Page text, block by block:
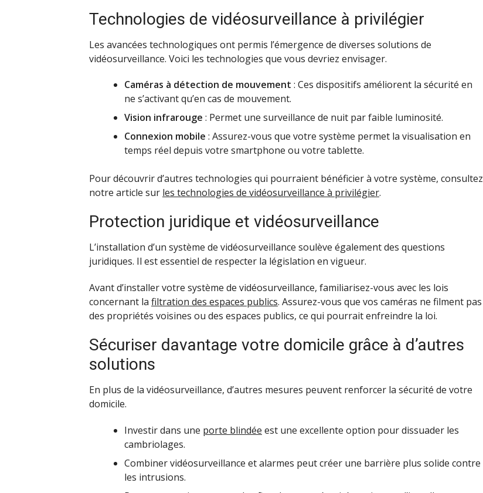
Technologies de vidéosurveillance à privilégier
Les avancées technologiques ont permis l’émergence de diverses solutions de
vidéosurveillance. Voici les technologies que vous devriez envisager.
Caméras à détection de mouvement : Ces dispositifs améliorent la sécurité en
ne s’activant qu’en cas de mouvement.
Vision infrarouge : Permet une surveillance de nuit par faible luminosité.
Connexion mobile : Assurez-vous que votre système permet la visualisation en
temps réel depuis votre smartphone ou votre tablette.
Pour découvrir d’autres technologies qui pourraient bénéficier à votre système, consultez
notre article sur les technologies de vidéosurveillance à privilégier.
Protection juridique et vidéosurveillance
L’installation d’un système de vidéosurveillance soulève également des questions
juridiques. Il est essentiel de respecter la législation en vigueur.
Avant d’installer votre système de vidéosurveillance, familiarisez-vous avec les lois
concernant la filtration des espaces publics. Assurez-vous que vos caméras ne filment pas
des propriétés voisines ou des espaces publics, ce qui pourrait enfreindre la loi.
Sécuriser davantage votre domicile grâce à d’autres
solutions
En plus de la vidéosurveillance, d’autres mesures peuvent renforcer la sécurité de votre
domicile.
Investir dans une porte blindée est une excellente option pour dissuader les
cambriolages.
Combiner vidéosurveillance et alarmes peut créer une barrière plus solide contre
les intrusions.